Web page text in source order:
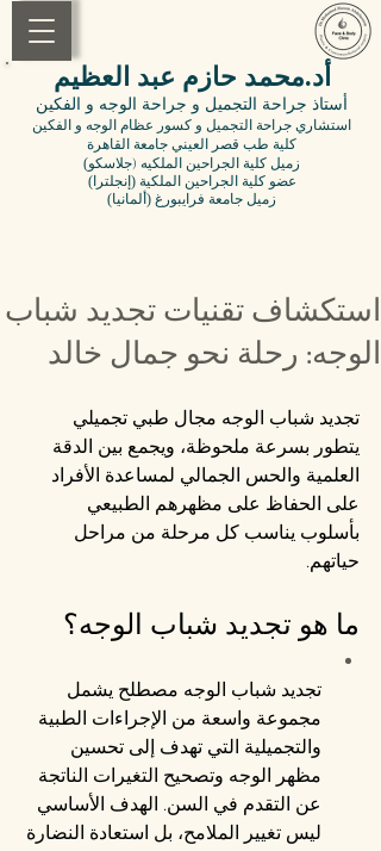
أد.محمد حازم عبد العظيم
أستاذ جراحة التجميل و جراحة الوجه و الفكين
استشاري جراحة التجميل و كسور عظام الوجه و الفكين
كلية طب قصر العيني جامعة القاهرة
(زميل كلية الجراحين الملكيه (جلاسكو
(عضو كلية الجراحين الملكية (إنجلترا
(زميل جامعة فرايبورغ (ألمانيا
استكشاف تقنيات تجديد شباب
الوجه: رحلة نحو جمال خالد
تجديد شباب الوجه مجال طبي تجميلي
يتطور بسرعة ملحوظة، ويجمع بين الدقة
العلمية والحس الجمالي لمساعدة الأفراد
على الحفاظ على مظهرهم الطبيعي
بأسلوب يناسب كل مرحلة من مراحل
حياتهم.
ما هو تجديد شباب الوجه؟
تجديد شباب الوجه مصطلح يشمل
مجموعة واسعة من الإجراءات الطبية
والتجميلية التي تهدف إلى تحسين
مظهر الوجه وتصحيح التغيرات الناتجة
عن التقدم في السن. الهدف الأساسي
ليس تغيير الملامح، بل استعادة النضارة